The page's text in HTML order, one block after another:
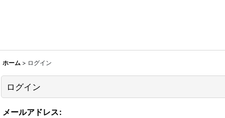
ホーム > ログイン
ログイン
メールアドレス: